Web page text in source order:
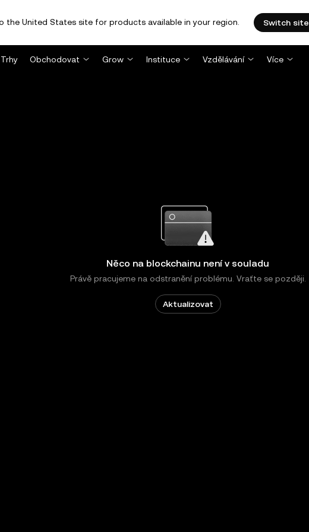
the United States site for products available in your region. Switch site
Trhy Obchodovat Grow Instituce Vzdělávání Více
Něco na blockchainu není v souladu
Právě pracujeme na odstranění problému. Vraťte se později.
Aktualizovat